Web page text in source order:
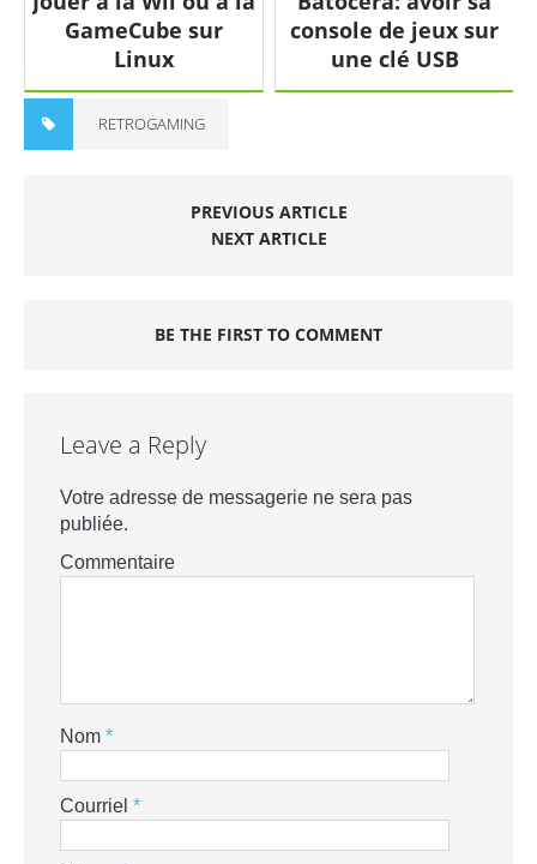
GameCube sur
Linux
console de jeux sur
une clé USB
RETROGAMING
PREVIOUS ARTICLE
NEXT ARTICLE
BE THE FIRST TO COMMENT
Leave a Reply
Votre adresse de messagerie ne sera pas
publiée.
Commentaire
Nom *
Courriel *